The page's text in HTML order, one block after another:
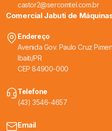
castor2@sercomtel.com.br
Comercial Jabuti de
Endereço
Avenida Gov. Paulo Cruz
Ibaiti/PR
CEP 84900-000
Telefone
(43) 3546-4657
Email